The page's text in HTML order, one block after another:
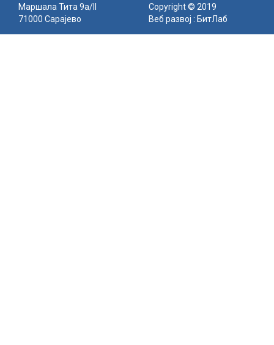
Маршала Тита 9а/II
71000 Сарајево
Copyright © 2019
Веб развој : БитЛаб